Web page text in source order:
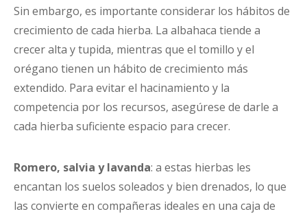
Sin embargo, es importante considerar los hábitos de
crecimiento de cada hierba. La albahaca tiende a
crecer alta y tupida, mientras que el tomillo y el
orégano tienen un hábito de crecimiento más
extendido. Para evitar el hacinamiento y la
competencia por los recursos, asegúrese de darle a
cada hierba suficiente espacio para crecer.
Romero, salvia y lavanda: a estas hierbas les
encantan los suelos soleados y bien drenados, lo que
las convierte en compañeras ideales en una caja de